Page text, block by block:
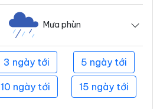
Mưa phùn
3 ngày tới 5 ngày tới
10 ngày tới 15 ngày tới